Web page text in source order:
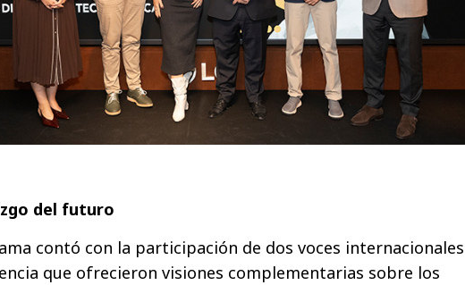
del futuro
contó con la participación de dos voces internacionales
que ofrecieron visiones complementarias sobre los